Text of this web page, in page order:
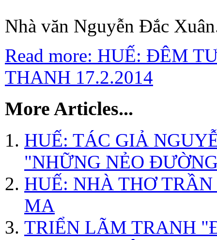
Nhà văn Nguyễn Đắc
Read more: HUẾ: ĐÊM
THANH 17.2.2014
More Articles...
HUẾ: TÁC GIẢ
"NHỮNG NẺO
HUẾ: NHÀ THƠ
MA
TRIỂN LÃM TRANH